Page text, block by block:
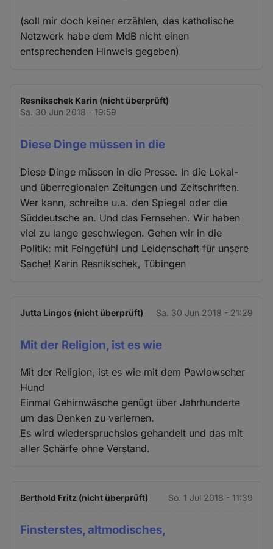
(soll mir doch keiner erzählen, das katholische
Netzwerk habe dem MdB nicht einen
entsprechenden Hinweis gegeben)
Resnikschek Karin (nicht überprüft)
Sa. 30 Jun 2018 - 19:59
Diese Dinge müssen in die
Diese Dinge müssen in die Presse. In die Lokal-
und überregionalen Zeitungen und Zeitschriften.
Wer kann, schreibe u.a. den Spiegel oder die
Süddeutsche an. Und das Fernsehen. Wir haben
viel zu lange geschwiegen. Gehen wir in die
Politik: mit Feingefühl und Leidenschaft für unsere
Sache! Karin Resnikschek, Tübingen
Jutta Lingos (nicht überprüft) Sa. 30 Jun 2018 - 21:29
Mit der Religion, ist es wie
Mit der Religion, ist es wie mit dem Pawlowscher
Hund
Einmal Gehirnwäsche genügt über Jahrhunderte
um das Denken zu verlernen.
Es wird wiederspruchslos gehandelt und das mit
aller Schärfe ohne Verstand.
Berthold Fritz (nicht überprüft) So. 1 Jul 2018 - 11:39
Finsterstes, altmodisches,